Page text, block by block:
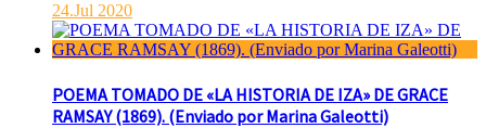
24.Jul 2020
POEMA TOMADO DE «LA HISTORIA DE IZA» DE GRACE
RAMSAY (1869). (Enviado por Marina Galeotti)